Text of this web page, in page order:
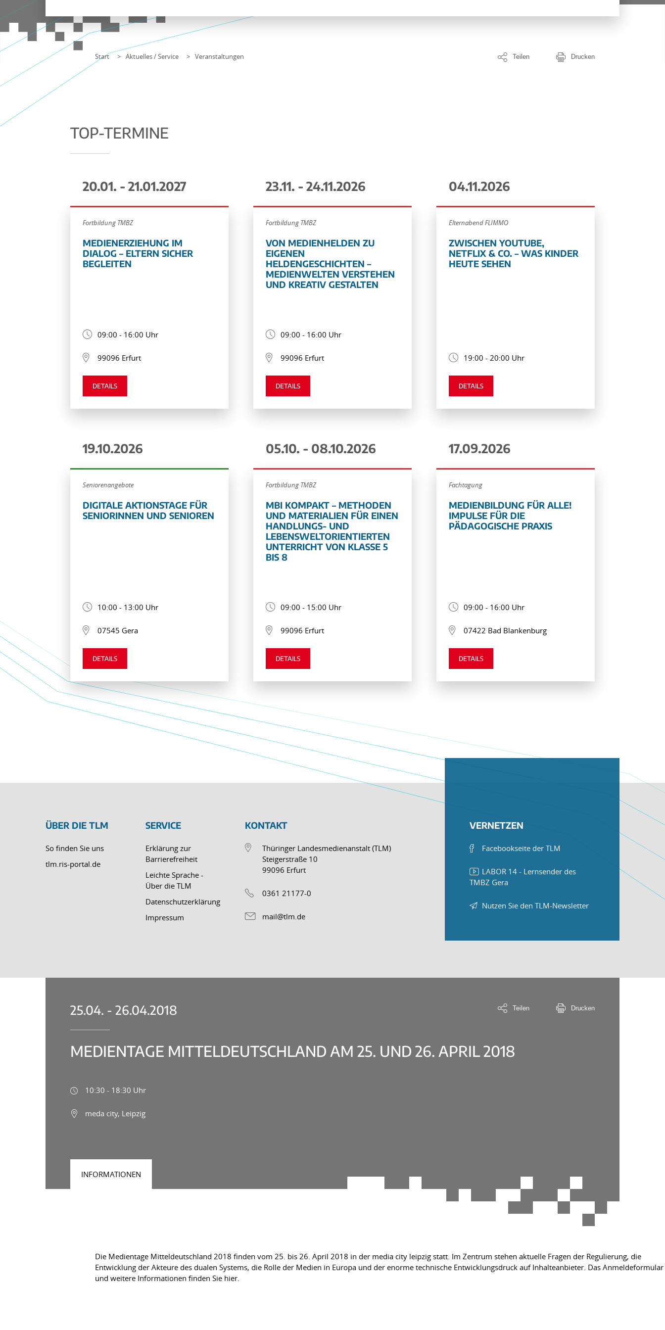
Start Aktuelles / Service Veranstaltungen Teilen Drucken
TOP-TERMINE
20.01. - 21.01.2027
Fortbildung TMBZ
MEDIENERZIEHUNG IM
DIALOG – ELTERN SICHER
BEGLEITEN
09:00 - 16:00 Uhr
99096 Erfurt
DETAILS
23.11. - 24.11.2026
Fortbildung TMBZ
VON MEDIENHELDEN ZU
EIGENEN
HELDENGESCHICHTEN –
MEDIENWELTEN VERSTEHEN
UND KREATIV GESTALTEN
09:00 - 16:00 Uhr
99096 Erfurt
DETAILS
04.11.2026
Elternabend FLIMMO
ZWISCHEN YOUTUBE,
NETFLIX & CO. – WAS KINDER
HEUTE SEHEN
19:00 - 20:00 Uhr
DETAILS
19.10.2026
Seniorenangebote
DIGITALE AKTIONSTAGE FÜR
SENIORINNEN UND SENIOREN
10:00 - 13:00 Uhr
07545 Gera
DETAILS
05.10. - 08.10.2026
Fortbildung TMBZ
MBI KOMPAKT – METHODEN
UND MATERIALIEN FÜR EINEN
HANDLUNGS- UND
LEBENSWELTORIENTIERTEN
UNTERRICHT VON KLASSE 5
BIS 8
09:00 - 15:00 Uhr
99096 Erfurt
DETAILS
17.09.2026
Fachtagung
MEDIENBILDUNG FÜR ALLE!
IMPULSE FÜR DIE
PÄDAGOGISCHE PRAXIS
09:00 - 16:00 Uhr
07422 Bad Blankenburg
DETAILS
ÜBER DIE TLM
So finden Sie uns
tlm.ris-portal.de
SERVICE
Erklärung zur
Barrierefreiheit
Leichte Sprache -
Über die TLM
Datenschutzerklärung
Impressum
KONTAKT
Thüringer Landesmedienanstalt (TLM)
Steigerstraße 10
99096 Erfurt
0361 21177-0
mail@tlm.de
VERNETZEN
Facebookseite der TLM
LABOR 14 - Lernsender des
TMBZ Gera
Nutzen Sie den TLM-Newsletter
25.04. - 26.04.2018 Teilen Drucken
MEDIENTAGE MITTELDEUTSCHLAND AM 25. UND 26. APRIL 2018
10:30 - 18:30 Uhr
meda city, Leipzig
INFORMATIONEN
Die Medientage Mitteldeutschland 2018 finden vom 25. bis 26. April 2018 in der media city leipzig statt. Im Zentrum stehen aktuelle Fragen der Regulierung, die
Entwicklung der Akteure des dualen Systems, die Rolle der Medien in Europa und der enorme technische Entwicklungsdruck auf Inhalteanbieter. Das Anmeldeformular
und weitere Informationen finden Sie hier.